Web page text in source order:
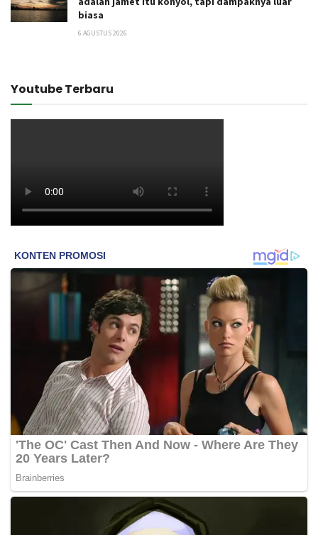
biasa
6 AGUSTUS 2026
Youtube Terbaru